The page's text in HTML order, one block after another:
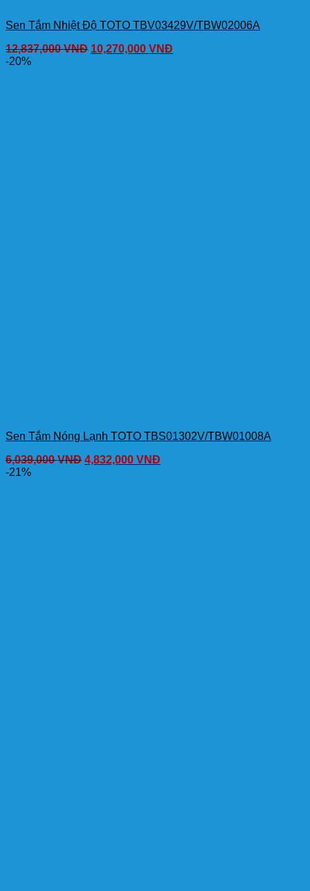
Sen Tắm Nhiệt Độ TOTO TBV03429V/TBW02006A
12,837,000VNĐ 10,270,000 VNĐ
-20%
Sen Tắm Nóng Lạnh TOTO TBS01302V/TBW01008A
6,039,000VNĐ 4,832,000 VNĐ
-21%